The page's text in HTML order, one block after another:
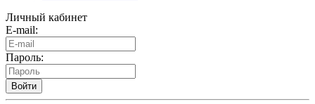
Личный кабинет
E-mail:
Пароль:
Войти